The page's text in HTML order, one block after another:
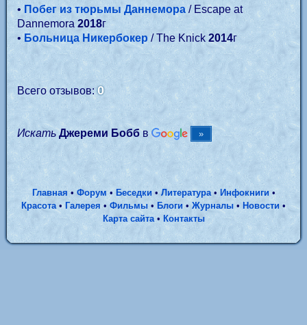
• Побег из тюрьмы Даннемора / Escape at
Dannemora 2018г
• Больница Никербокер / The Knick 2014г
Всего отзывов:0
Искать Джереми Боббв
Главная• Форум • Беседки• Литература• Инфокниги •
Красота• Галерея • Фильмы • Блоги • Журналы • Новости •
Карта сайта• Контакты